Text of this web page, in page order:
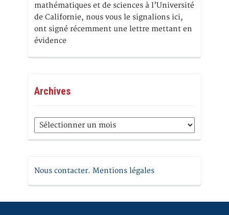
mathématiques et de sciences à l’Université
de Californie, nous vous le signalions ici,
ont signé récemment une lettre mettant en
évidence
Archives
Archives
Nous contacter. Mentions légales